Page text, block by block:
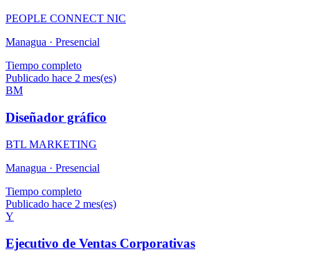
PEOPLE CONNECT NIC
Managua · Presencial
Tiempo completo
Publicado hace 2 mes(es)
BM
Diseñador gráfico
BTL MARKETING
Managua · Presencial
Tiempo completo
Publicado hace 2 mes(es)
Y
Ejecutivo de Ventas Corporativas